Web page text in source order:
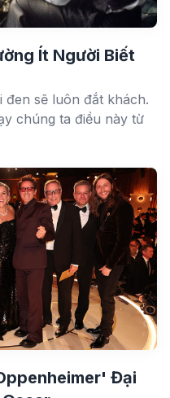
Ít Người Biết
sẽ luôn đắt khách.
chúng ta điều này từ
Đại